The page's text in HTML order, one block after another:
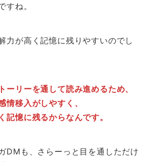
すね。
力が高く記憶に残りやすいのでし
ーリーを通して読み進めるため、
情移入がしやすく、
記憶に残るからなんです。
DMも、さらーっと目を通しただけ